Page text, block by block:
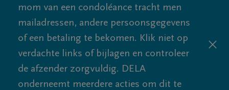
mom van een condoléance tracht men
mailadressen, andere persoonsgegevens
of een betaling te bekomen. Klik niet op
verdachte links of bijlagen en controleer
de afzender zorgvuldig. DELA
onderneemt meerdere acties om dit te